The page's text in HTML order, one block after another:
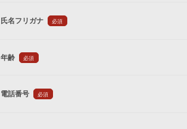
氏名フリガナ 必須
年齢 必須
電話番号 必須